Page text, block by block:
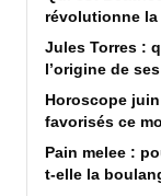
révolutionne
Jules Torres :
l’origine de
Horoscope
favorisés ce
Pain melee :
t-elle la